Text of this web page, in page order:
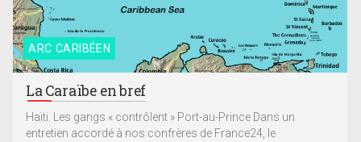
ARC CARIBÉEN
La Caraïbe en bref
Haïti. Les gangs « contrôlent » Port-au-Prince Dans un
entretien accordé à nos confrères de France24, le